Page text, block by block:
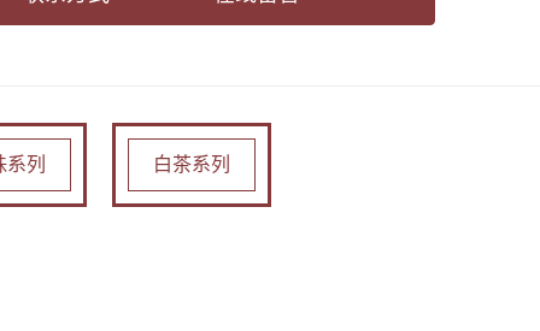
系列 白茶系列